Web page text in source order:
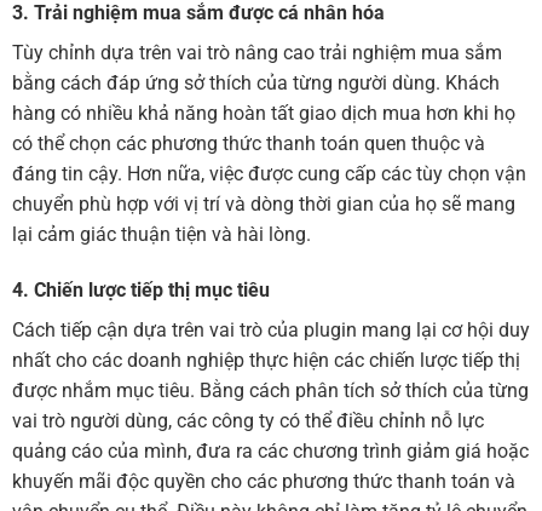
3. Trải nghiệm mua sắm được cá nhân hóa
Tùy chỉnh dựa trên vai trò nâng cao trải nghiệm mua sắm
bằng cách đáp ứng sở thích của từng người dùng. Khách
hàng có nhiều khả năng hoàn tất giao dịch mua hơn khi họ
có thể chọn các phương thức thanh toán quen thuộc và
đáng tin cậy. Hơn nữa, việc được cung cấp các tùy chọn vận
chuyển phù hợp với vị trí và dòng thời gian của họ sẽ mang
lại cảm giác thuận tiện và hài lòng.
4. Chiến lược tiếp thị mục tiêu
Cách tiếp cận dựa trên vai trò của plugin mang lại cơ hội duy
nhất cho các doanh nghiệp thực hiện các chiến lược tiếp thị
được nhắm mục tiêu. Bằng cách phân tích sở thích của từng
vai trò người dùng, các công ty có thể điều chỉnh nỗ lực
quảng cáo của mình, đưa ra các chương trình giảm giá hoặc
khuyến mãi độc quyền cho các phương thức thanh toán và